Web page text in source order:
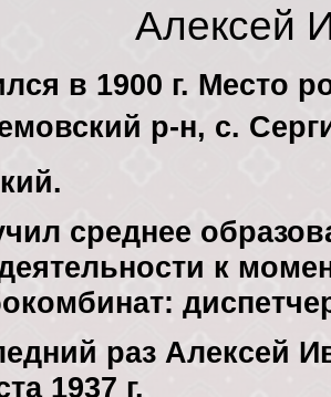
Алексей
в 1900 г. Место
р-н, с.
среднее
к
раз Алексей
1937 г.